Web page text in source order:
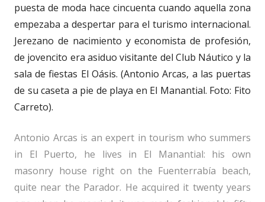
puesta de moda hace cincuenta cuando aquella zona
empezaba a despertar para el turismo internacional.
Jerezano de nacimiento y economista de profesión,
de jovencito era asiduo visitante del Club Náutico y la
sala de fiestas El Oásis. (Antonio Arcas, a las puertas
de su caseta a pie de playa en El Manantial. Foto: Fito
Carreto).
Antonio Arcas is an expert in tourism who summers
in El Puerto, he lives in El Manantial: his own
masonry house right on the Fuenterrabía beach,
quite near the Parador. He acquired it twenty years